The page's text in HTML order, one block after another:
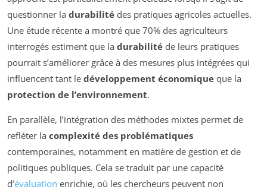
questionner la durabilité des pratiques agricoles actuelles.
Une étude récente a montré que 70% des agriculteurs
interrogés estiment que la durabilité de leurs pratiques
pourrait s’améliorer grâce à des mesures plus intégrées qui
influencent tant le développement économique que la
protection de l’environnement.
En parallèle, l’intégration des méthodes mixtes permet de
refléter la complexité des problématiques
contemporaines, notamment en matière de gestion et de
politiques publiques. Cela se traduit par une capacité
d’évaluation enrichie, où les chercheurs peuvent non